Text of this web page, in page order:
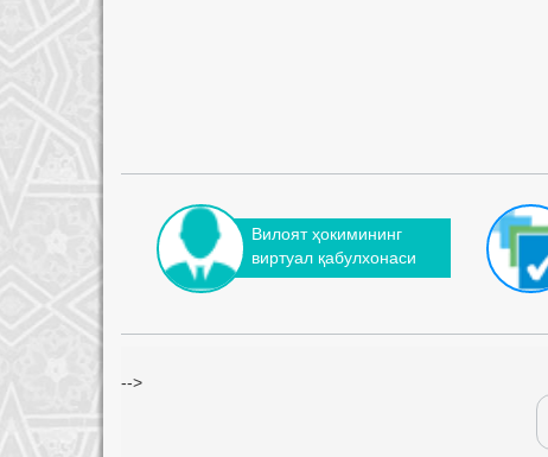
Вилоят ҳокимининг
виртуал қабулхонаси
-->